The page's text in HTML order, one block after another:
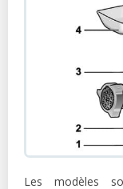
Les modèles